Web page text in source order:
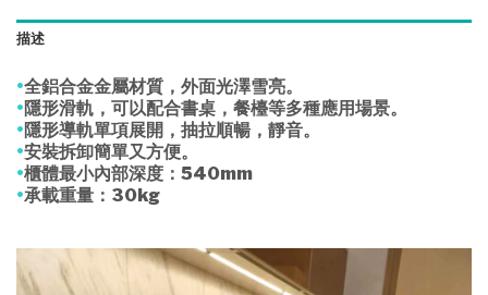
描述
•全鋁合金金屬材質，外面光澤雪亮。
•隱形滑軌，可以配合書桌，餐檯等多種應用場景。
•隱形導軌單項展開，抽拉順暢，靜音。
•安裝拆卸簡單又方便。
•櫃體最小內部深度：540mm
•承載重量：30kg